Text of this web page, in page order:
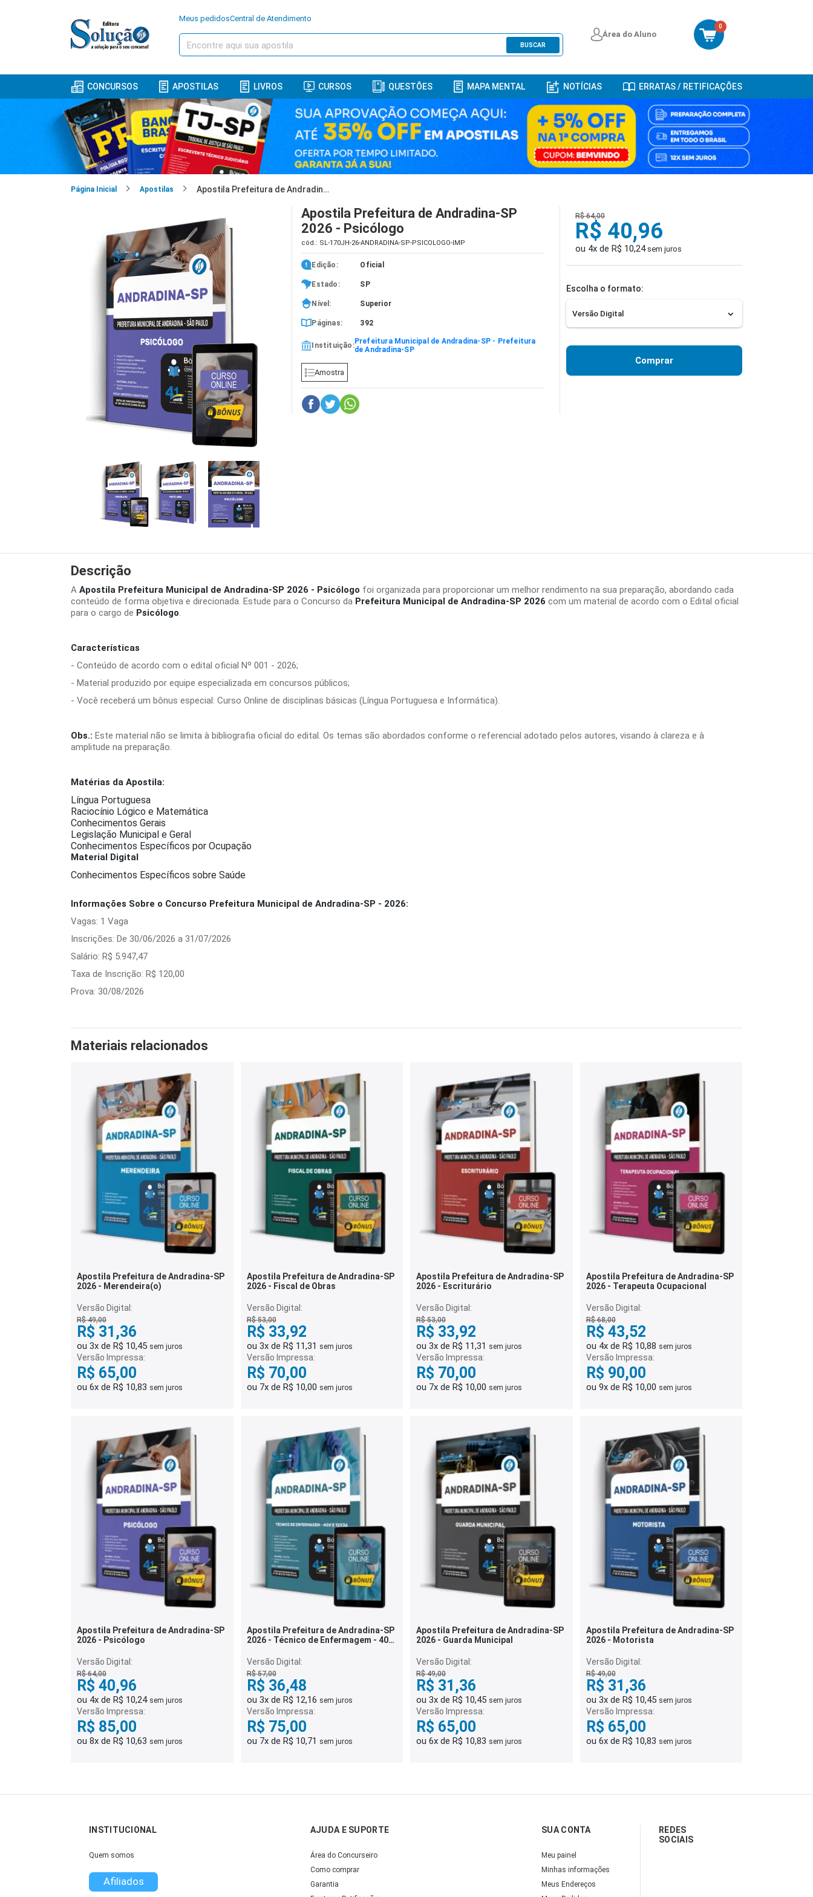
Meus pedidosCentral de Atendimento
BUSCAR
Área do Aluno
0
CONCURSOS APOSTILAS LIVROS CURSOS QUESTÕES MAPA MENTAL NOTÍCIAS ERRATAS / RETIFICAÇÕES
Página Inicial Apostilas Apostila Prefeitura de Andradina-SP 2026 - Psicólogo
Apostila Prefeitura de Andradina-SP
2026 - Psicólogo
cód.: SL-170JH-26-ANDRADINA-SP-PSICOLOGO-IMP
Edição: Oficial
Estado: SP
Nível: Superior
Páginas: 392
Instituição:Prefeitura Municipal de Andradina-SP - Prefeitura
de Andradina-SP
Amostra
R$ 64,00
R$ 40,96
ou 4x de R$ 10,24sem juros
Escolha o formato:
Comprar
Descrição
A Apostila Prefeitura Municipal de Andradina-SP 2026 - Psicólogo foi organizada para proporcionar um melhor rendimento na sua preparação, abordando cada
conteúdo de forma objetiva e direcionada. Estude para o Concurso da Prefeitura Municipal de Andradina-SP 2026 com um material de acordo com o Edital oficial
para o cargo de Psicólogo.
Características
- Conteúdo de acordo com o edital oficial Nº 001 - 2026;
- Material produzido por equipe especializada em concursos públicos;
- Você receberá um bônus especial: Curso Online de disciplinas básicas (Língua Portuguesa e Informática).
Obs.: Este material não se limita à bibliografia oficial do edital. Os temas são abordados conforme o referencial adotado pelos autores, visando à clareza e à
amplitude na preparação.
Matérias da Apostila:
Língua Portuguesa
Raciocínio Lógico e Matemática
Conhecimentos Gerais
Legislação Municipal e Geral
Conhecimentos Específicos por Ocupação
Material Digital
Conhecimentos Específicos sobre Saúde
Informações Sobre o Concurso Prefeitura Municipal de Andradina-SP - 2026:
Vagas: 1 Vaga
Inscrições: De 30/06/2026 a 31/07/2026
Salário: R$ 5.947,47
Taxa de Inscrição: R$ 120,00
Prova: 30/08/2026
Materiais relacionados
Apostila Prefeitura de Andradina-SP
2026 - Merendeira(o)
Versão Digital:
R$ 49,00
R$ 31,36
ou 3x de R$ 10,45 sem juros
Versão Impressa:
R$ 65,00
ou 6x de R$ 10,83 sem juros
Apostila Prefeitura de Andradina-SP
2026 - Fiscal de Obras
Versão Digital:
R$ 53,00
R$ 33,92
ou 3x de R$ 11,31 sem juros
Versão Impressa:
R$ 70,00
ou 7x de R$ 10,00 sem juros
Apostila Prefeitura de Andradina-SP
2026 - Escriturário
Versão Digital:
R$ 53,00
R$ 33,92
ou 3x de R$ 11,31 sem juros
Versão Impressa:
R$ 70,00
ou 7x de R$ 10,00 sem juros
Apostila Prefeitura de Andradina-SP
2026 - Terapeuta Ocupacional
Versão Digital:
R$ 68,00
R$ 43,52
ou 4x de R$ 10,88 sem juros
Versão Impressa:
R$ 90,00
ou 9x de R$ 10,00 sem juros
Apostila Prefeitura de Andradina-SP
2026 - Psicólogo
Versão Digital:
R$ 64,00
R$ 40,96
ou 4x de R$ 10,24 sem juros
Versão Impressa:
R$ 85,00
ou 8x de R$ 10,63 sem juros
Apostila Prefeitura de Andradina-SP
2026 - Técnico de Enfermagem - 40h
Versão Digital:
R$ 57,00
R$ 36,48
ou 3x de R$ 12,16 sem juros
Versão Impressa:
R$ 75,00
ou 7x de R$ 10,71 sem juros
Apostila Prefeitura de Andradina-SP
2026 - Guarda Municipal
Versão Digital:
R$ 49,00
R$ 31,36
ou 3x de R$ 10,45 sem juros
Versão Impressa:
R$ 65,00
ou 6x de R$ 10,83 sem juros
Apostila Prefeitura de Andradina-SP
2026 - Motorista
Versão Digital:
R$ 49,00
R$ 31,36
ou 3x de R$ 10,45 sem juros
Versão Impressa:
R$ 65,00
ou 6x de R$ 10,83 sem juros
INSTITUCIONAL
Quem somos
Afiliados
AJUDA E SUPORTE
Área do Concurseiro
Como comprar
Garantia
SUA CONTA
Meu painel
Minhas informações
Meus Endereços
REDES
SOCIAIS